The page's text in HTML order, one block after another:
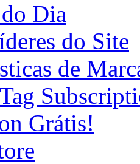
Dia
do Site
de
Grátis!